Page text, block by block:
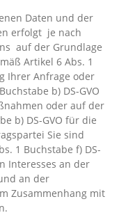
Daten und der
erfolgt  je nach
 auf der Grundlage
Artikel 6 Abs. 1
Ihrer Anfrage oder
b) DS-GVO
oder auf der
b) DS-GVO für die
Sie sind
1 Buchstabe f) DS-
Interesses an der
an der
Zusammenhang mit